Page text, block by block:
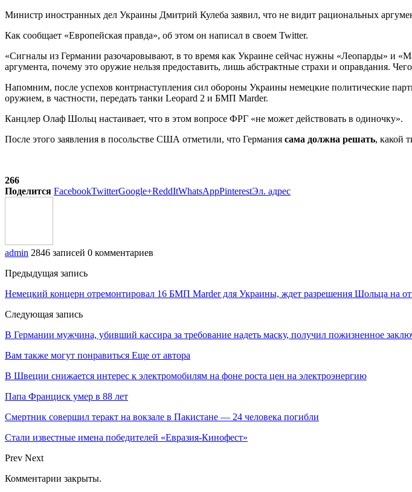
Министр иностранных дел Украины Дмитрий Кулеба заявил, что не видит рациональных
Как сообщает «Европейская правда», об этом он написал в своем Twitter.
«Сигналы из Германии разочаровывают, в то время как Украине сейчас нужны «Леопарды» и
аргумента, почему это оружие нельзя предоставить, лишь абстрактные страхи и оправдания.
Напомним, после успехов контрнаступления сил обороны Украины немецкие политические
оружием, в частности, передать танки Leopard 2 и БМП Marder.
Канцлер Олаф Шольц настаивает, что в этом вопросе ФРГ «не может действовать в одиночку».
После этого заявления в посольстве США отметили, что Германия сама должна решать, какой
266
Поделится FacebookTwitterGoogle+ReddItWhatsAppPinterestЭл. адрес
admin 2846 записей 0 комментариев
Предыдущая запись
Немецкий концерн отремонтировал 16 БМП Marder для Украины, ждет разрешения Шольца на
Следующая запись
В Германии мужчина, убивший кассира за требование надеть маску, получил пожизненное
Вам также могут понравиться Еще от автора
В Швеции снижается интерес к электромобилям на фоне роста цен на электроэнергию
Папа Франциск умер в 88 лет
Смертник совершил теракт на вокзале в Пакистане — 24 человека погибли
Стали известные имена победителей «Евразия-Кинофест»
Prev Next
Комментарии закрыты.